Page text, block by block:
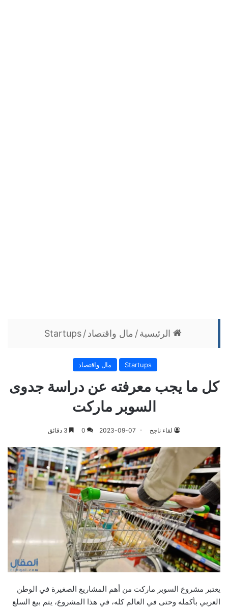
الرئيسية / مال واقتصاد /
Startups
Startups مال واقتصاد
كل ما يجب معرفته عن دراسة جدوى
السوبر ماركت
لقاء ناجح 2023-09-07
0
يعتبر مشروع السوبر ماركت من أهم المشاريع الصغيرة في الوطن
العربي بأكمله وحتى في العالم كله، في هذا المشروع، يتم بيع السلع